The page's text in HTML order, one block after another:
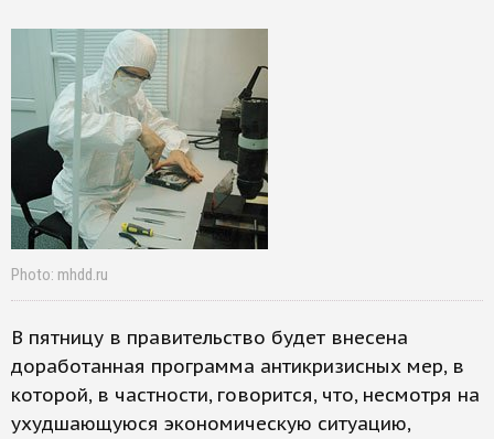
Photo: mhdd.ru
В пятницу в правительство будет внесена
доработанная программа антикризисных мер, в
которой, в частности, говорится, что, несмотря на
ухудшающуюся экономическую ситуацию,